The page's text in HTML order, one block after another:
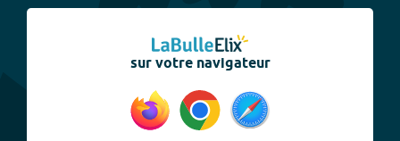
sur votre navigateur